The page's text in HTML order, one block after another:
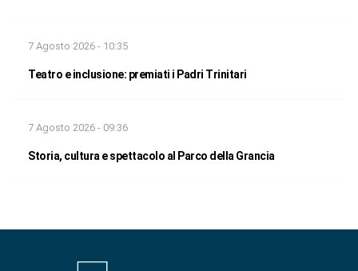
7 Agosto 2026 - 10:35
Teatro e inclusione: premiati i Padri Trinitari
7 Agosto 2026 - 09:36
Storia, cultura e spettacolo al Parco della Grancia